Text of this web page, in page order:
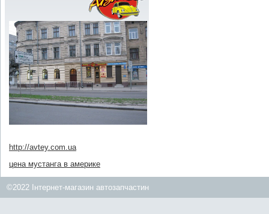
http://avtey.com.ua
цена мустанга в америке
©2022 Інтернет-магазин автозапчастин